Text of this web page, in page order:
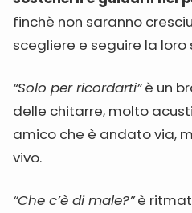
finchè non saranno
scegliere e seguire la loro
“Solo per ricordarti”è un
delle chitarre, molto
amico che è andato via,
vivo.
“Che c’è di male?”è